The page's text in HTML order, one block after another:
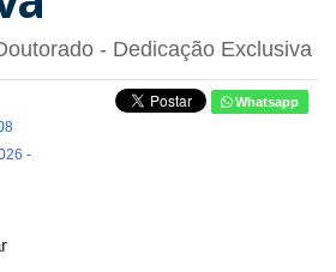
- Dedicação Exclusiva
-
Whatsapp